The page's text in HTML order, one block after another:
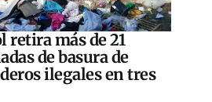
retira más de 21
de basura de
ilegales en tres